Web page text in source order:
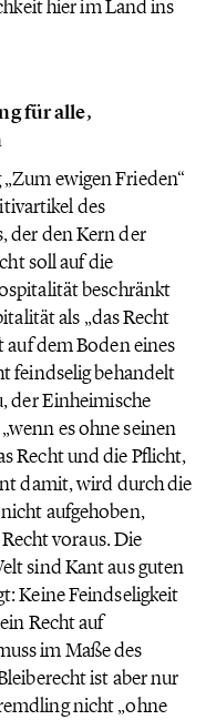
hier im Land ins
für alle,
ewigen Frieden“
des
der den Kern der
soll auf die
beschränkt
als „das Recht
dem Boden eines
feindselig behandelt
der Einheimische
es ohne seinen
Recht und die Pflicht,
damit, wird durch die
aufgehoben,
voraus. Die
sind Kant aus guten
Keine Feindseligkeit
Recht auf
im Maße des
ist aber nur
nicht „ohne